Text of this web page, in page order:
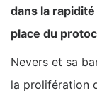
dans la
place du
Nevers et sa
la prolifération